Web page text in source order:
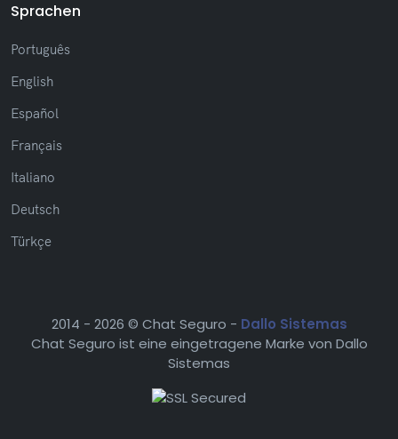
Sprachen
Português
English
Español
Français
Italiano
Deutsch
Türkçe
2014 - 2026 © Chat Seguro - Dallo Sistemas
Chat Seguro ist eine eingetragene Marke von Dallo
Sistemas